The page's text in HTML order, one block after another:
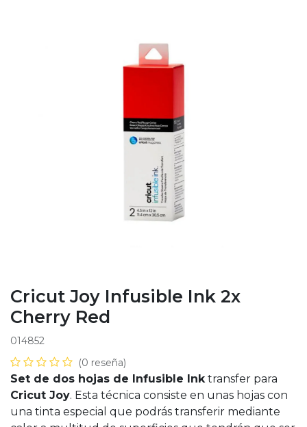
Cricut Joy Infusible Ink 2x
Cherry Red
014852
(0 reseña)
Set de dos hojas de Infusible Inktransfer para
Cricut Joy. Esta técnica consiste en unas hojas con
una tinta especial que podrás transferir mediante